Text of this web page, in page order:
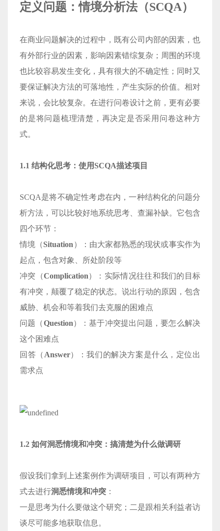
定义问题：情境分析法（SCQA）
在商业问题解决的过程中，既有公司内部的因素，也
有外部行业的因素，影响因素错综复杂；周围的环境
也比较容易发生变化，具有很大的不确定性；同时又
要保证解决方法的可落地性，产生实际的价值。相对
来说，会比较复杂。在进行问卷设计之前，更有必要
的是将问题梳理清楚，再决定是否采用问卷这种方
式。
1.1 结构化思考：使用SCQA描述项目
SCQA是将不确定性考虑在内，一种结构化的问题分
析方法，可以比较好地系统思考、查漏补缺。它包含
四个环节：
情境（Situation ）：由大家都熟悉的现状或事实作为
起点，包含对象、所处阶段等
冲突（Complication）：实际情况往往和我们的目标
有冲突，颠覆了稳定的状态。说出行动的原因，包含
威胁、机会和等着我们去克服的困难点
问题（Question）：基于冲突提出问题，要怎么解决
这个困难点
回答（ Answer）：我们的解决方案是什么，定位出
需求点
1.2 如何洞悉情境和冲突：搞清楚为什么做调研
假设我们拿到上述案例作为调研项目，可以有两种方
式去进行洞悉情境和冲突 ：
一是思考为什么要做这个研究；二是跟相关利益者访
谈尽可能多地获取信息。